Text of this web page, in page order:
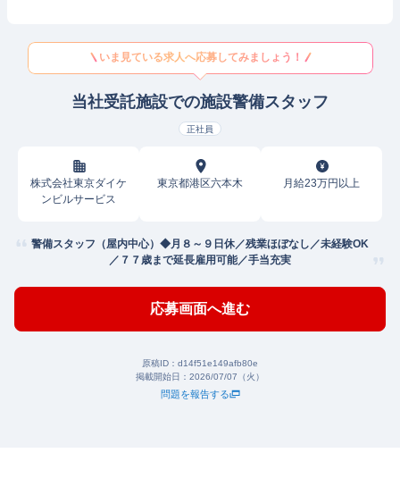
いま見ている求人へ応募してみましょう！
当社受託施設での施設警備スタッフ
正社員
株式会社東京ダイケ
ンビルサービス
東京都港区六本木 月給23万円以上
警備スタッフ（屋内中心）◆月８～９日休／残業ほぼなし／未経験OK
／７７歳まで延長雇用可能／手当充実
応募画面へ進む
原稿ID： d14f51e149afb80e
掲載開始日： 2026/07/07（火）
問題を報告する